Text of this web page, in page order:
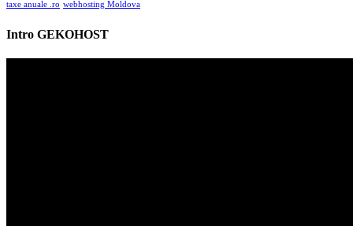
taxe anuale .ro webhosting Moldova
Intro GEKOHOST